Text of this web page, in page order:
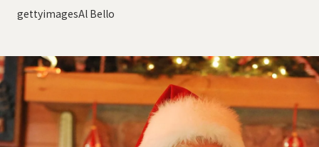
gettyimagesAl Bello